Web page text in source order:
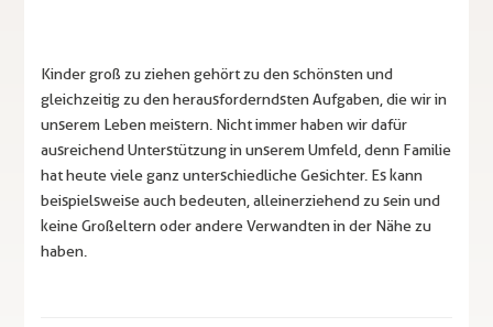
Kinder groß zu ziehen gehört zu den schönsten und
gleichzeitig zu den herausforderndsten Aufgaben, die wir in
unserem Leben meistern. Nicht immer haben wir dafür
ausreichend Unterstützung in unserem Umfeld, denn Familie
hat heute viele ganz unterschiedliche Gesichter. Es kann
beispielsweise auch bedeuten, alleinerziehend zu sein und
keine Großeltern oder andere Verwandten in der Nähe zu
haben.